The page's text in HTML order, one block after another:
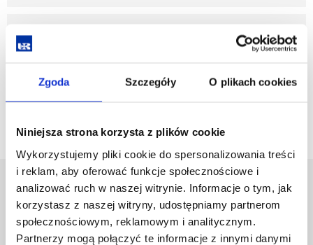
Zgoda Szczegóły O plikach cookies
Niniejsza strona korzysta z plików cookie
Wykorzystujemy pliki cookie do spersonalizowania treści
i reklam, aby oferować funkcje społecznościowe i
analizować ruch w naszej witrynie. Informacje o tym, jak
korzystasz z naszej witryny, udostępniamy partnerom
społecznościowym, reklamowym i analitycznym.
Partnerzy mogą połączyć te informacje z innymi danymi
zobacz więcej
Uniwersytet Rzeszowski
Al. Tadeusza Rejtana 16C
35-959 Rzeszów